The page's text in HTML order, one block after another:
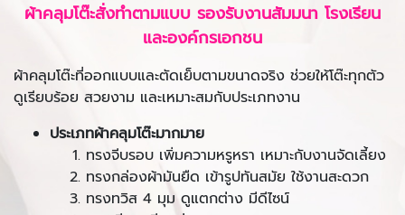
ผ้าคลุมโต๊ะสั่งทำตามแบบ รองรับงานสัมมนา โรงเรียน
และองค์กรเอกชน
ผ้าคลุมโต๊ะที่ออกแบบและตัดเย็บตามขนาดจริง ช่วยให้โต๊ะทุกตัว
ดูเรียบร้อย สวยงาม และเหมาะสมกับประเภทงาน
ประเภทผ้าคลุมโต๊ะมากมาย
ทรงจีบรอบ เพิ่มความหรูหรา เหมาะกับงานจัดเลี้ยง
ทรงกล่องผ้ามันยืด เข้ารูปทันสมัย ใช้งานสะดวก
ทรงทวิส 4 มุม ดูแตกต่าง มีดีไซน์